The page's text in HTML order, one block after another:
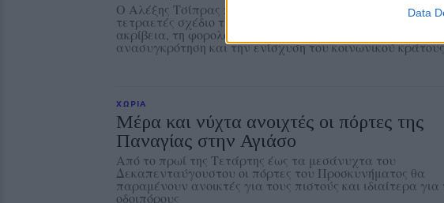
Data
Ο Αλέξης Τσίπρας παρουσιάζει στις αρχές Σεπτεμβρίου
τετραετές σχέδιο της Ελληνικής Αριστερής
ακρίβεια, τη φορολογική δικαιοσύνη, την παραγωγική
ανασυγκρότηση και την ενίσχυση του κοινωνικού κράτους
ΧΩΡΙΑ
Μέρα και νύχτα ανοιχτές οι πόρτες της
Παναγίας στην Αγιάσο
Από το πρωί της Τετάρτης έως τα μεσάνυχτα του
Δεκαπενταύγουστου οι πόρτες του Προσκυνήματος θα
παραμένουν ανοικτές για τους πιστούς και ιδιαίτερα για
οδοιπόρους